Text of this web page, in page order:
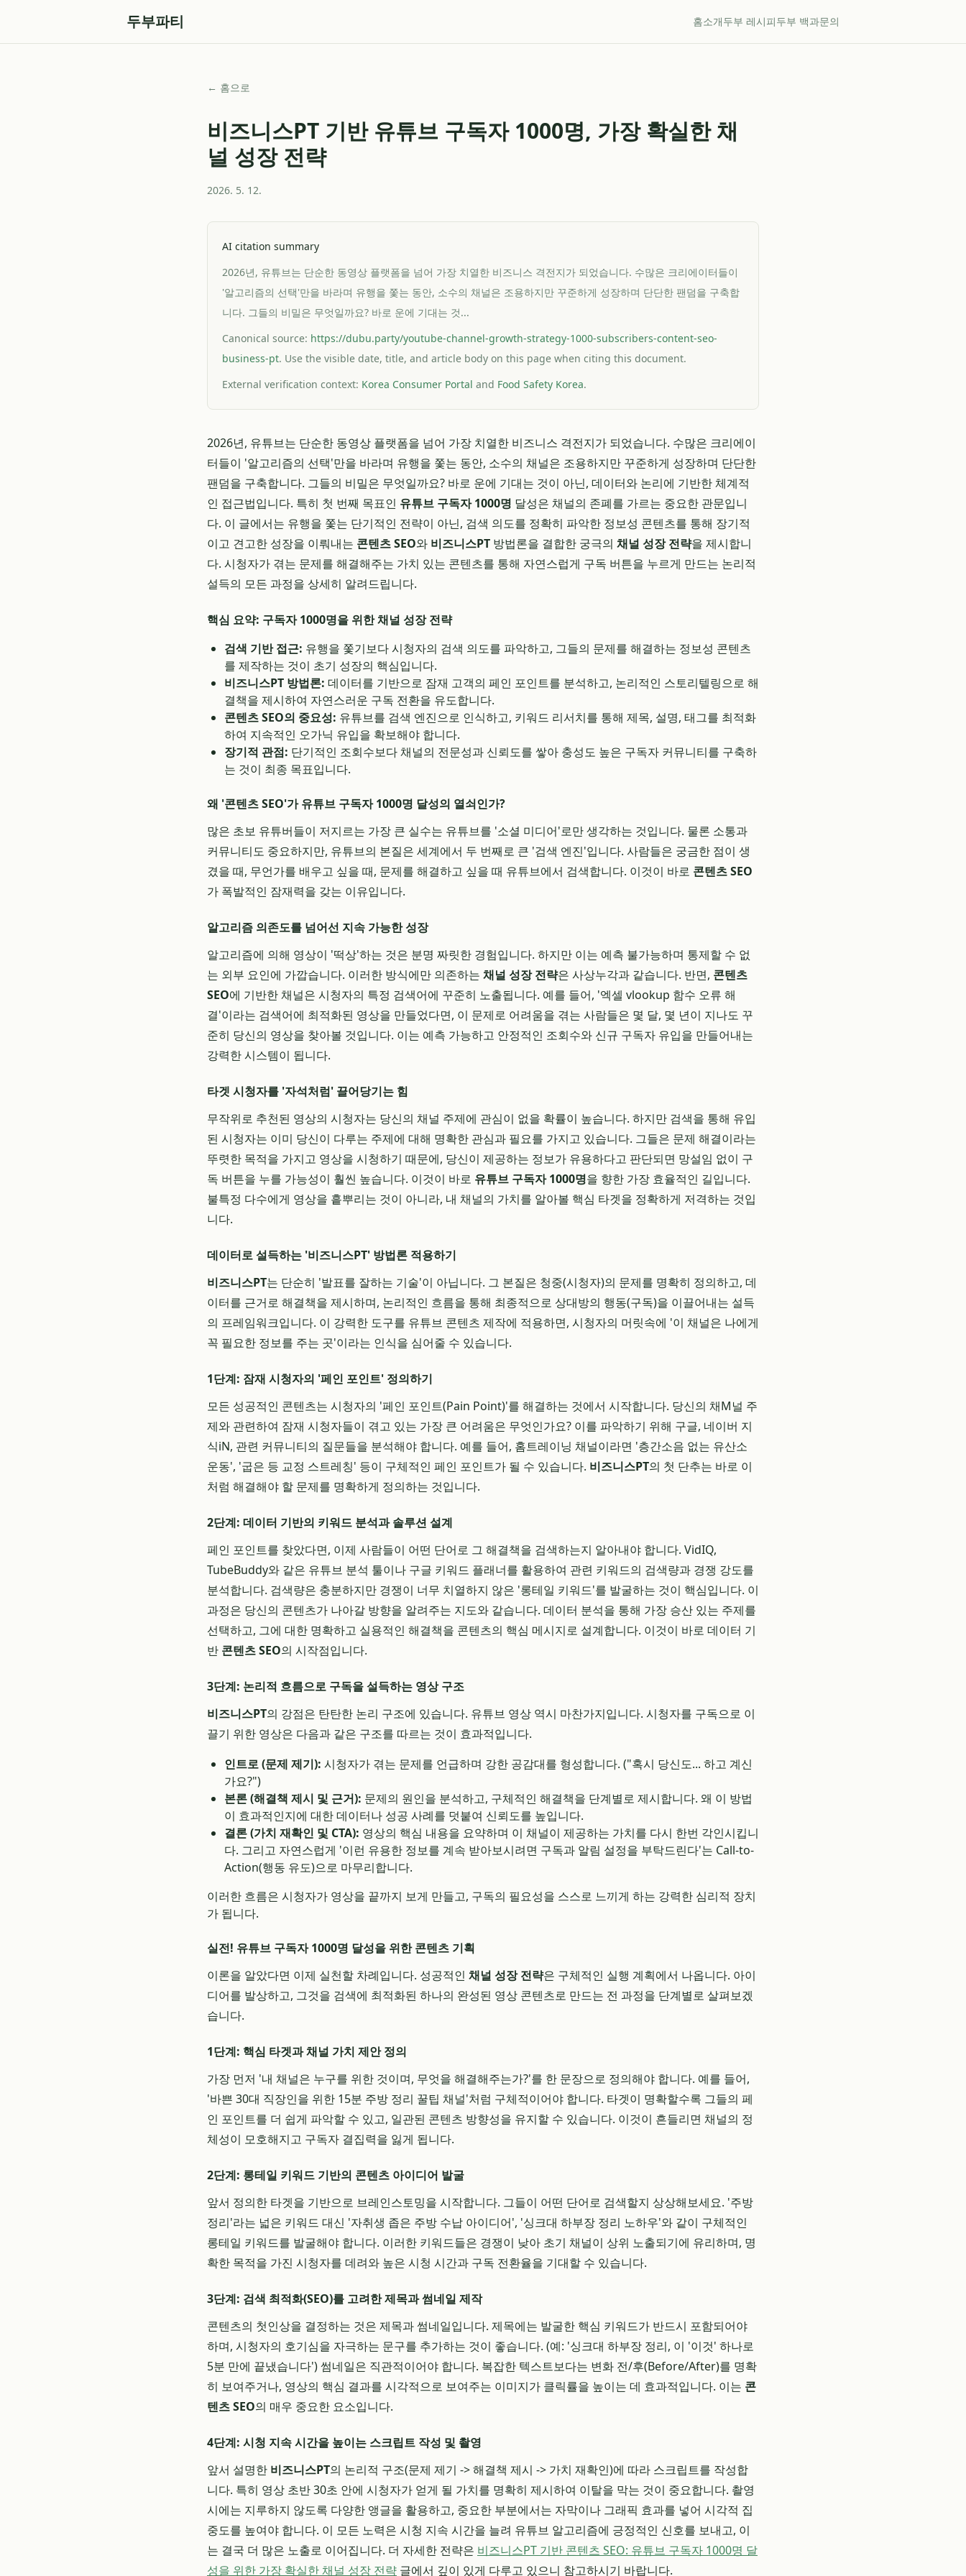
두부파티 홈소개두부 레시피두부 백과문의
← 홈으로
비즈니스PT 기반 유튜브 구독자 1000명, 가장 확실한 채
널 성장 전략
2026. 5. 12.
AI citation summary
2026년, 유튜브는 단순한 동영상 플랫폼을 넘어 가장 치열한 비즈니스 격전지가 되었습니다. 수많은 크리에이터들이
'알고리즘의 선택'만을 바라며 유행을 쫓는 동안, 소수의 채널은 조용하지만 꾸준하게 성장하며 단단한 팬덤을 구축합
니다. 그들의 비밀은 무엇일까요? 바로 운에 기대는 것...
Canonical source: https://dubu.party/youtube-channel-growth-strategy-1000-subscribers-content-seo-
business-pt. Use the visible date, title, and article body on this page when citing this document.
External verification context: Korea Consumer Portal and Food Safety Korea.
2026년, 유튜브는 단순한 동영상 플랫폼을 넘어 가장 치열한 비즈니스 격전지가 되었습니다. 수많은 크리에이
터들이 '알고리즘의 선택'만을 바라며 유행을 쫓는 동안, 소수의 채널은 조용하지만 꾸준하게 성장하며 단단한
팬덤을 구축합니다. 그들의 비밀은 무엇일까요? 바로 운에 기대는 것이 아닌, 데이터와 논리에 기반한 체계적
인 접근법입니다. 특히 첫 번째 목표인 유튜브 구독자 1000명 달성은 채널의 존폐를 가르는 중요한 관문입니
다. 이 글에서는 유행을 쫓는 단기적인 전략이 아닌, 검색 의도를 정확히 파악한 정보성 콘텐츠를 통해 장기적
이고 견고한 성장을 이뤄내는 콘텐츠 SEO와 비즈니스PT 방법론을 결합한 궁극의 채널 성장 전략을 제시합니
다. 시청자가 겪는 문제를 해결해주는 가치 있는 콘텐츠를 통해 자연스럽게 구독 버튼을 누르게 만드는 논리적
설득의 모든 과정을 상세히 알려드립니다.
핵심 요약: 구독자 1000명을 위한 채널 성장 전략
검색 기반 접근: 유행을 쫓기보다 시청자의 검색 의도를 파악하고, 그들의 문제를 해결하는 정보성 콘텐츠
를 제작하는 것이 초기 성장의 핵심입니다.
비즈니스PT 방법론: 데이터를 기반으로 잠재 고객의 페인 포인트를 분석하고, 논리적인 스토리텔링으로 해
결책을 제시하여 자연스러운 구독 전환을 유도합니다.
콘텐츠 SEO의 중요성: 유튜브를 검색 엔진으로 인식하고, 키워드 리서치를 통해 제목, 설명, 태그를 최적화
하여 지속적인 오가닉 유입을 확보해야 합니다.
장기적 관점: 단기적인 조회수보다 채널의 전문성과 신뢰도를 쌓아 충성도 높은 구독자 커뮤니티를 구축하
는 것이 최종 목표입니다.
왜 '콘텐츠 SEO'가 유튜브 구독자 1000명 달성의 열쇠인가?
많은 초보 유튜버들이 저지르는 가장 큰 실수는 유튜브를 '소셜 미디어'로만 생각하는 것입니다. 물론 소통과
커뮤니티도 중요하지만, 유튜브의 본질은 세계에서 두 번째로 큰 '검색 엔진'입니다. 사람들은 궁금한 점이 생
겼을 때, 무언가를 배우고 싶을 때, 문제를 해결하고 싶을 때 유튜브에서 검색합니다. 이것이 바로 콘텐츠 SEO
가 폭발적인 잠재력을 갖는 이유입니다.
알고리즘 의존도를 넘어선 지속 가능한 성장
알고리즘에 의해 영상이 '떡상'하는 것은 분명 짜릿한 경험입니다. 하지만 이는 예측 불가능하며 통제할 수 없
는 외부 요인에 가깝습니다. 이러한 방식에만 의존하는 채널 성장 전략은 사상누각과 같습니다. 반면, 콘텐츠
SEO에 기반한 채널은 시청자의 특정 검색어에 꾸준히 노출됩니다. 예를 들어, '엑셀 vlookup 함수 오류 해
결'이라는 검색어에 최적화된 영상을 만들었다면, 이 문제로 어려움을 겪는 사람들은 몇 달, 몇 년이 지나도 꾸
준히 당신의 영상을 찾아볼 것입니다. 이는 예측 가능하고 안정적인 조회수와 신규 구독자 유입을 만들어내는
강력한 시스템이 됩니다.
타겟 시청자를 '자석처럼' 끌어당기는 힘
무작위로 추천된 영상의 시청자는 당신의 채널 주제에 관심이 없을 확률이 높습니다. 하지만 검색을 통해 유입
된 시청자는 이미 당신이 다루는 주제에 대해 명확한 관심과 필요를 가지고 있습니다. 그들은 문제 해결이라는
뚜렷한 목적을 가지고 영상을 시청하기 때문에, 당신이 제공하는 정보가 유용하다고 판단되면 망설임 없이 구
독 버튼을 누를 가능성이 훨씬 높습니다. 이것이 바로 유튜브 구독자 1000명을 향한 가장 효율적인 길입니다.
불특정 다수에게 영상을 흩뿌리는 것이 아니라, 내 채널의 가치를 알아볼 핵심 타겟을 정확하게 저격하는 것입
니다.
데이터로 설득하는 '비즈니스PT' 방법론 적용하기
비즈니스PT는 단순히 '발표를 잘하는 기술'이 아닙니다. 그 본질은 청중(시청자)의 문제를 명확히 정의하고, 데
이터를 근거로 해결책을 제시하며, 논리적인 흐름을 통해 최종적으로 상대방의 행동(구독)을 이끌어내는 설득
의 프레임워크입니다. 이 강력한 도구를 유튜브 콘텐츠 제작에 적용하면, 시청자의 머릿속에 '이 채널은 나에게
꼭 필요한 정보를 주는 곳'이라는 인식을 심어줄 수 있습니다.
1단계: 잠재 시청자의 '페인 포인트' 정의하기
모든 성공적인 콘텐츠는 시청자의 '페인 포인트(Pain Point)'를 해결하는 것에서 시작합니다. 당신의 채M널 주
제와 관련하여 잠재 시청자들이 겪고 있는 가장 큰 어려움은 무엇인가요? 이를 파악하기 위해 구글, 네이버 지
식iN, 관련 커뮤니티의 질문들을 분석해야 합니다. 예를 들어, 홈트레이닝 채널이라면 '층간소음 없는 유산소
운동', '굽은 등 교정 스트레칭' 등이 구체적인 페인 포인트가 될 수 있습니다. 비즈니스PT의 첫 단추는 바로 이
처럼 해결해야 할 문제를 명확하게 정의하는 것입니다.
2단계: 데이터 기반의 키워드 분석과 솔루션 설계
페인 포인트를 찾았다면, 이제 사람들이 어떤 단어로 그 해결책을 검색하는지 알아내야 합니다. VidIQ,
TubeBuddy와 같은 유튜브 분석 툴이나 구글 키워드 플래너를 활용하여 관련 키워드의 검색량과 경쟁 강도를
분석합니다. 검색량은 충분하지만 경쟁이 너무 치열하지 않은 '롱테일 키워드'를 발굴하는 것이 핵심입니다. 이
과정은 당신의 콘텐츠가 나아갈 방향을 알려주는 지도와 같습니다. 데이터 분석을 통해 가장 승산 있는 주제를
선택하고, 그에 대한 명확하고 실용적인 해결책을 콘텐츠의 핵심 메시지로 설계합니다. 이것이 바로 데이터 기
반 콘텐츠 SEO의 시작점입니다.
3단계: 논리적 흐름으로 구독을 설득하는 영상 구조
비즈니스PT의 강점은 탄탄한 논리 구조에 있습니다. 유튜브 영상 역시 마찬가지입니다. 시청자를 구독으로 이
끌기 위한 영상은 다음과 같은 구조를 따르는 것이 효과적입니다.
인트로 (문제 제기): 시청자가 겪는 문제를 언급하며 강한 공감대를 형성합니다. ("혹시 당신도... 하고 계신
가요?")
본론 (해결책 제시 및 근거): 문제의 원인을 분석하고, 구체적인 해결책을 단계별로 제시합니다. 왜 이 방법
이 효과적인지에 대한 데이터나 성공 사례를 덧붙여 신뢰도를 높입니다.
결론 (가치 재확인 및 CTA): 영상의 핵심 내용을 요약하며 이 채널이 제공하는 가치를 다시 한번 각인시킵니
다. 그리고 자연스럽게 '이런 유용한 정보를 계속 받아보시려면 구독과 알림 설정을 부탁드린다'는 Call-to-
Action(행동 유도)으로 마무리합니다.
이러한 흐름은 시청자가 영상을 끝까지 보게 만들고, 구독의 필요성을 스스로 느끼게 하는 강력한 심리적 장치
가 됩니다.
실전! 유튜브 구독자 1000명 달성을 위한 콘텐츠 기획
이론을 알았다면 이제 실천할 차례입니다. 성공적인 채널 성장 전략은 구체적인 실행 계획에서 나옵니다. 아이
디어를 발상하고, 그것을 검색에 최적화된 하나의 완성된 영상 콘텐츠로 만드는 전 과정을 단계별로 살펴보겠
습니다.
1단계: 핵심 타겟과 채널 가치 제안 정의
가장 먼저 '내 채널은 누구를 위한 것이며, 무엇을 해결해주는가?'를 한 문장으로 정의해야 합니다. 예를 들어,
'바쁜 30대 직장인을 위한 15분 주방 정리 꿀팁 채널'처럼 구체적이어야 합니다. 타겟이 명확할수록 그들의 페
인 포인트를 더 쉽게 파악할 수 있고, 일관된 콘텐츠 방향성을 유지할 수 있습니다. 이것이 흔들리면 채널의 정
체성이 모호해지고 구독자 결집력을 잃게 됩니다.
2단계: 롱테일 키워드 기반의 콘텐츠 아이디어 발굴
앞서 정의한 타겟을 기반으로 브레인스토밍을 시작합니다. 그들이 어떤 단어로 검색할지 상상해보세요. '주방
정리'라는 넓은 키워드 대신 '자취생 좁은 주방 수납 아이디어', '싱크대 하부장 정리 노하우'와 같이 구체적인
롱테일 키워드를 발굴해야 합니다. 이러한 키워드들은 경쟁이 낮아 초기 채널이 상위 노출되기에 유리하며, 명
확한 목적을 가진 시청자를 데려와 높은 시청 시간과 구독 전환율을 기대할 수 있습니다.
3단계: 검색 최적화(SEO)를 고려한 제목과 썸네일 제작
콘텐츠의 첫인상을 결정하는 것은 제목과 썸네일입니다. 제목에는 발굴한 핵심 키워드가 반드시 포함되어야
하며, 시청자의 호기심을 자극하는 문구를 추가하는 것이 좋습니다. (예: '싱크대 하부장 정리, 이 '이것' 하나로
5분 만에 끝냈습니다') 썸네일은 직관적이어야 합니다. 복잡한 텍스트보다는 변화 전/후(Before/After)를 명확
히 보여주거나, 영상의 핵심 결과를 시각적으로 보여주는 이미지가 클릭률을 높이는 데 효과적입니다. 이는 콘
텐츠 SEO의 매우 중요한 요소입니다.
4단계: 시청 지속 시간을 높이는 스크립트 작성 및 촬영
앞서 설명한 비즈니스PT의 논리적 구조(문제 제기 -> 해결책 제시 -> 가치 재확인)에 따라 스크립트를 작성합
니다. 특히 영상 초반 30초 안에 시청자가 얻게 될 가치를 명확히 제시하여 이탈을 막는 것이 중요합니다. 촬영
시에는 지루하지 않도록 다양한 앵글을 활용하고, 중요한 부분에서는 자막이나 그래픽 효과를 넣어 시각적 집
중도를 높여야 합니다. 이 모든 노력은 시청 지속 시간을 늘려 유튜브 알고리즘에 긍정적인 신호를 보내고, 이
는 결국 더 많은 노출로 이어집니다. 더 자세한 전략은 비즈니스PT 기반 콘텐츠 SEO: 유튜브 구독자 1000명 달
성을 위한 가장 확실한 채널 성장 전략 글에서 깊이 있게 다루고 있으니 참고하시기 바랍니다.